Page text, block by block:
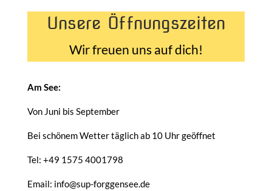
Unsere Öffnungszeiten
Wir freuen uns auf dich!
Am See:
Von Juni bis September
Bei schönem Wetter täglich ab 10 Uhr geöffnet
Tel: +49 1575 4001798
Email: info@sup-forggensee.de